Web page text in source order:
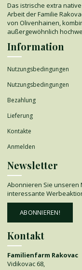
Das istrische extra
Arbeit der Familie
von Olivenhainen,
außergewöhnlich
Information
Nutzungsbedingungen
Nutzungsbedingungen
Bezahlung
Lieferung
Kontakte
Anmelden
Newsletter
Abonnieren Sie unseren
interessante
ABONNIEREN!
Kontakt
Familienfarm Rakovac
Vidikovac 68,